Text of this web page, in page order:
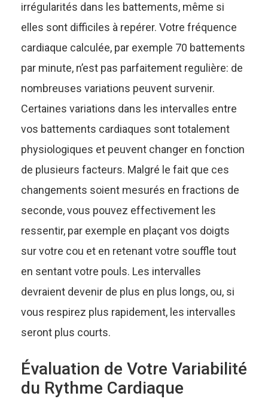
irrégularités dans les battements, même si
elles sont difficiles à repérer. Votre fréquence
cardiaque calculée, par exemple 70 battements
par minute, n’est pas parfaitement regulière: de
nombreuses variations peuvent survenir.
Certaines variations dans les intervalles entre
vos battements cardiaques sont totalement
physiologiques et peuvent changer en fonction
de plusieurs facteurs. Malgré le fait que ces
changements soient mesurés en fractions de
seconde, vous pouvez effectivement les
ressentir, par exemple en plaçant vos doigts
sur votre cou et en retenant votre souffle tout
en sentant votre pouls. Les intervalles
devraient devenir de plus en plus longs, ou, si
vous respirez plus rapidement, les intervalles
seront plus courts.
Évaluation de Votre Variabilité
du Rythme Cardiaque